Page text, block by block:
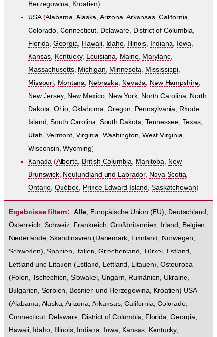
Herzegowina, Kroatien)
USA(Alabama, Alaska, Arizona, Arkansas, California,
Colorado, Connecticut, Delaware, District of Columbia,
Florida, Georgia, Hawaii, Idaho, Illinois, Indiana, Iowa,
Kansas, Kentucky, Louisiana, Maine, Maryland ,
Massachusetts, Michigan, Minnesota, Mississippi,
Missouri, Montana, Nebraska, Nevada, New Hampshire,
New Jersey, New Mexico, New York, North Carolina, North
Dakota, Ohio, Oklahoma, Oregon, Pennsylvania, Rhode
Island , South Carolina, South Dakota, Tennessee, Texas,
Utah, Vermont, Virginia, Washington, West Virginia,
Wisconsin, Wyoming)
Kanada (Alberta, British Columbia, Manitoba, New
Brunswick, Neufundland und Labrador, Nova Scotia,
Ontario, Québec, Prince Edward Island , Saskatchewan)
Ergebnisse filtern: Alle, Europäische Union (EU), Deutschland ,
Österreich, Schweiz, Frankreich, Großbritannien, Irland , Belgien,
Niederlande, Skandinavien (Dänemark, Finnland , Norwegen,
Schweden), Spanien, Italien, Griechenland , Türkei, Estland,
Lettland und Litauen (Estland , Lettland , Litauen), Osteuropa
(Polen, Tschechien, Slowakei, Ungarn, Rumänien, Ukraine,
Bulgarien, Serbien, Bosnien und Herzegowina, Kroatien) USA
(Alabama, Alaska, Arizona, Arkansas, California, Colorado,
Connecticut, Delaware, District of Columbia, Florida, Georgia,
Hawaii, Idaho, Illinois, Indiana, Iowa, Kansas, Kentucky,